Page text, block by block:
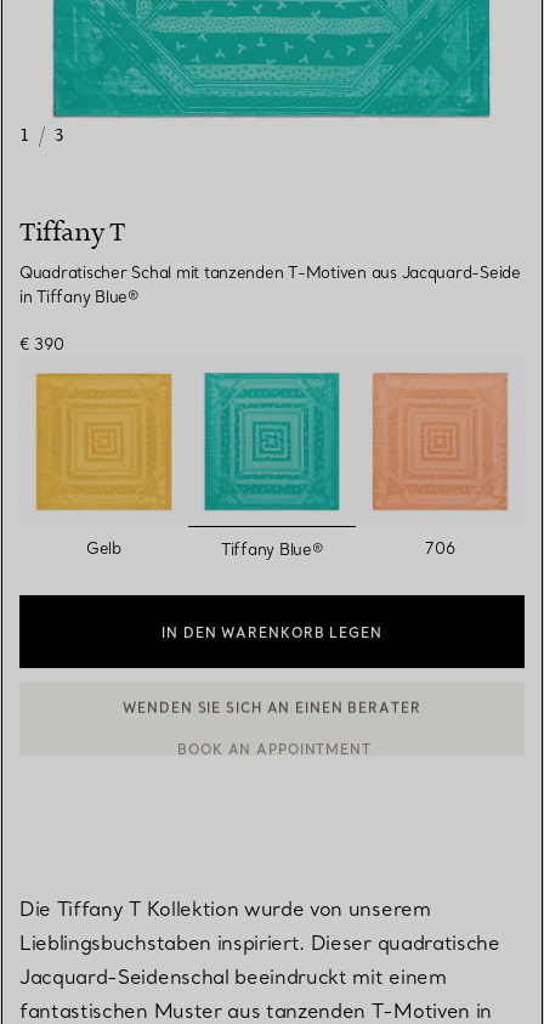
1 / 3
Tiffany T
Quadratischer Schal mit tanzenden T-Motiven aus Jacquard-Seide
in Tiffany Blue®
€ 390
Gelb ausgewählt
Tiffany Blue® 706
IN DEN WARENKORB LEGEN
BOOK AN APPOINTMENT
Die Tiffany T Kollektion wurde von unserem
Lieblingsbuchstaben inspiriert. Dieser quadratische
Jacquard-Seidenschal beeindruckt mit einem
fantastischen Muster aus tanzenden T-Motiven in